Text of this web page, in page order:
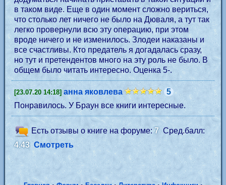
в таком виде. Еще в один момент сложно вериться,
что столько лет ничего не было на Дюваля, а тут так
легко провернули всю эту операцию, при этом
вроде ничего и не изменилось. Злодеи наказаны и
все счастливы. Кто предатель я догадалась сразу,
но тут и претендентов много на эту роль не было. В
общем было читать интересно. Оценка 5-.
[23.07.20 14:18] анна яковлева
5
Понравилось. У Браун все книги интересные.
Есть отзывы о книге на форуме:7Сред.балл:
4.43 Смотреть